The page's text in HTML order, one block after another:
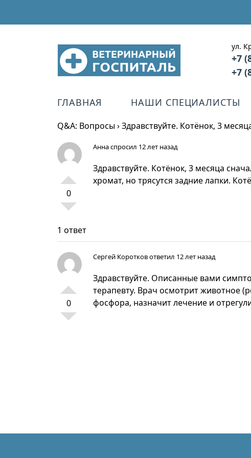
ул.
+7
+7
ГЛАВНАЯ НАШИ СПЕЦИАЛИСТЫ
Q&A: Вопросы›Здравствуйте. Котёнок, 3
0
Аннаспросил 12 лет назад
Здравствуйте. Котёнок, 3 месяца
хромат, но трясутся задние лапки.
1 ответ
0
Сергей Коротковответил 12 лет назад
Здравствуйте. Описанные вами
терапевту. Врач осмотрит животное
фосфора, назначит лечение и